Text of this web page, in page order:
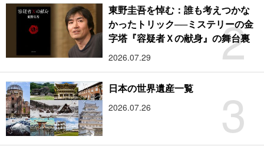
2
東野圭吾を悼む：誰も考えつかな
かったトリック──ミステリーの金
字塔『容疑者Ｘの献身』の舞台裏
2026.07.29
3
日本の世界遺産一覧
2026.07.26